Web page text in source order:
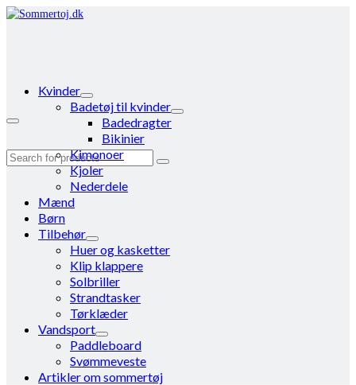
Search
Kvinder
Badetøj til kvinder
Badedragter
Bikinier
Kimonoer
Kjoler
Nederdele
Mænd
Børn
Tilbehør
Huer og kasketter
Klip klappere
Solbriller
Strandtasker
Tørklæder
Vandsport
Paddleboard
Svømmeveste
Artikler om sommertøj